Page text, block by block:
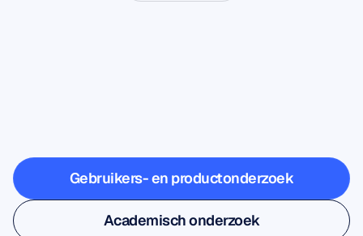
buitenhetlabtreedt
Gebruikers- en productonderzoek
Gebruikers- en productonderzoek
Academisch onderzoek